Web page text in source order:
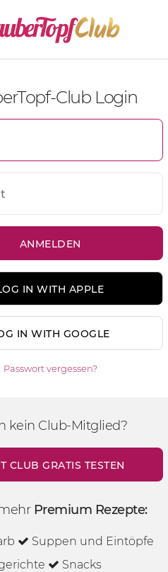
Club Login
IN WITH APPLE
IN WITH GOOGLE
Passwort vergessen?
kein Club-Mitglied?
CLUB GRATIS TESTEN
Premium Rezepte:
Suppen und Eintöpfe
Snacks